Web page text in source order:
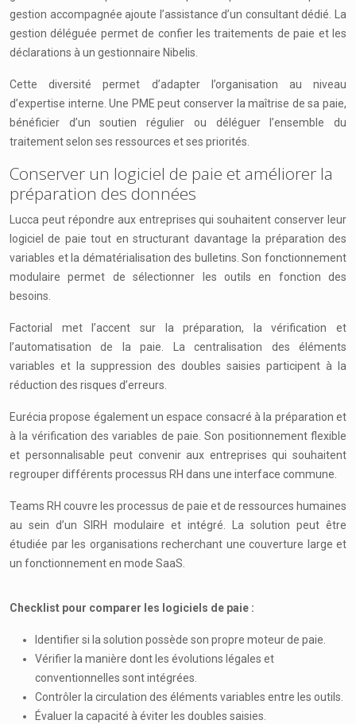
gestion accompagnée ajoute l’assistance d’un consultant dédié. La
gestion déléguée permet de confier les traitements de paie et les
déclarations à un gestionnaire Nibelis.
Cette diversité permet d’adapter l’organisation au niveau
d’expertise interne. Une PME peut conserver la maîtrise de sa paie,
bénéficier d’un soutien régulier ou déléguer l’ensemble du
traitement selon ses ressources et ses priorités.
Conserver un logiciel de paie et améliorer la
préparation des données
Lucca peut répondre aux entreprises qui souhaitent conserver leur
logiciel de paie tout en structurant davantage la préparation des
variables et la dématérialisation des bulletins. Son fonctionnement
modulaire permet de sélectionner les outils en fonction des
besoins.
Factorial met l’accent sur la préparation, la vérification et
l’automatisation de la paie. La centralisation des éléments
variables et la suppression des doubles saisies participent à la
réduction des risques d’erreurs.
Eurécia propose également un espace consacré à la préparation et
à la vérification des variables de paie. Son positionnement flexible
et personnalisable peut convenir aux entreprises qui souhaitent
regrouper différents processus RH dans une interface commune.
Teams RH couvre les processus de paie et de ressources humaines
au sein d’un SIRH modulaire et intégré. La solution peut être
étudiée par les organisations recherchant une couverture large et
un fonctionnement en mode SaaS.
Checklist pour comparer les logiciels de paie :
Identifier si la solution possède son propre moteur de paie.
Vérifier la manière dont les évolutions légales et
conventionnelles sont intégrées.
Contrôler la circulation des éléments variables entre les outils.
Évaluer la capacité à éviter les doubles saisies.